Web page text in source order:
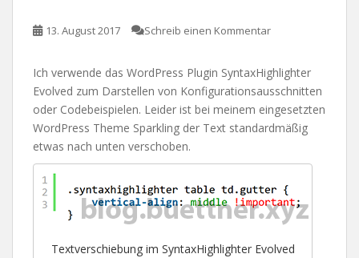
13. August 2017 Schreib einen Kommentar
Ich verwende das WordPress Plugin SyntaxHighlighter
Evolved zum Darstellen von Konfigurationsausschnitten
oder Codebeispielen. Leider ist bei meinem eingesetzten
WordPress Theme Sparkling der Text standardmäßig
etwas nach unten verschoben.
Textverschiebung im SyntaxHighlighter Evolved